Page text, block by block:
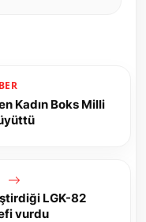
Kadın Boks Milli
LGK-82
vurdu